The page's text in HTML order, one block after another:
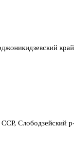
Слободзейский